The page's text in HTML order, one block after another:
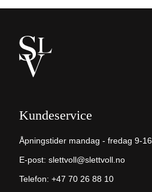
Kundeservice
Åpningstider mandag - fredag 9-16
E-post: slettvoll@slettvoll.no
Telefon: +47 70 26 88 10